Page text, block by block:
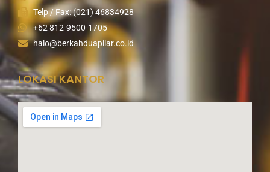
Telp / Fax: (021) 46834928
+62 812-9500-1705
halo@berkahduapilar.co.id
LOKASI KANTOR